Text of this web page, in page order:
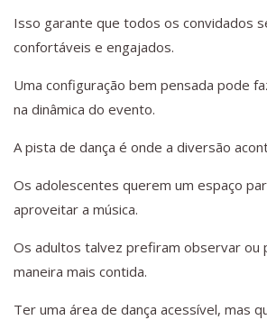
Isso garante que todos os convidados
confortáveis e engajados.
Uma configuração bem pensada pode
na dinâmica do evento.
A pista de dança é onde a diversão
Os adolescentes querem um espaço
aproveitar a música.
Os adultos talvez prefiram observar ou
maneira mais contida.
Ter uma área de dança acessível, mas